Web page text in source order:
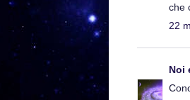
che
22
Noi